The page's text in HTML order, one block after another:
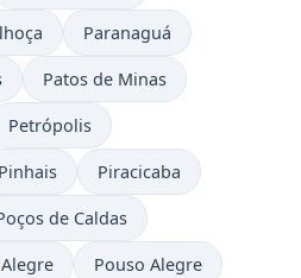
Paranaguá
Patos de Minas
Petrópolis
Pinhais Piracicaba
de Caldas
Pouso Alegre